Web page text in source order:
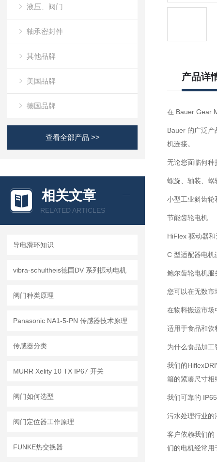
液压、阀门
轴承密封件
其他品牌
美国品牌
德国品牌
查看全部产品 >>
相关文章
RELATED ARTICLES
导电滑环知识
vibra-schultheis德国DV 系列振动电机
阀门种类原理
Panasonic NA1-5-PN 传感器技术原理
传感器分类
MURR Xelity 10 TX IP67 开关
阀门如何选型
阀门定位器工作原理
FUNKE热交换器
产品详
在 Bauer Gear
Bauer 的广泛产
机连接。
无论您面临何种
螺旋、轴装、蜗
小型工业斜齿轮
节能齿轮电机
HiFlex 驱动器
C 型适配器电机
鲍尔齿轮电机服
您可以在无数市
在物料搬运市场
适用于食品和饮
为什么食品加
我们的
箱的紧凑尺寸相
我们可靠的
污水处理行业的
客户依赖我们的
们的电机经常用